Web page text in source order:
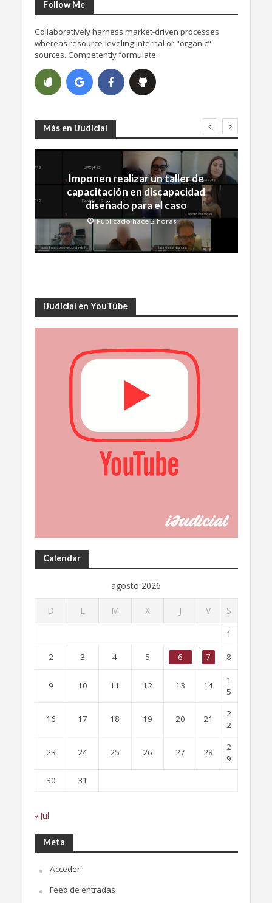
Follow Me
Collaboratively harness market-driven processes
whereas resource-leveling internal or "organic"
sources. Competently formulate.
Más en iJudicial
Imponen realizar un taller de
capacitación en discapacidad
diseñado para el caso
Publicado hace 2 horas
iJudicial en YouTube
Calendar
agosto 2026
D L M X J V S
1
2 3 4 5 6 7 8
9 10 11 12 13 14
1
5
16 17 18 19 20 21
2
2
23 24 25 26 27 28
2
9
30
31
« Jul
Meta
Acceder
Feed de entradas